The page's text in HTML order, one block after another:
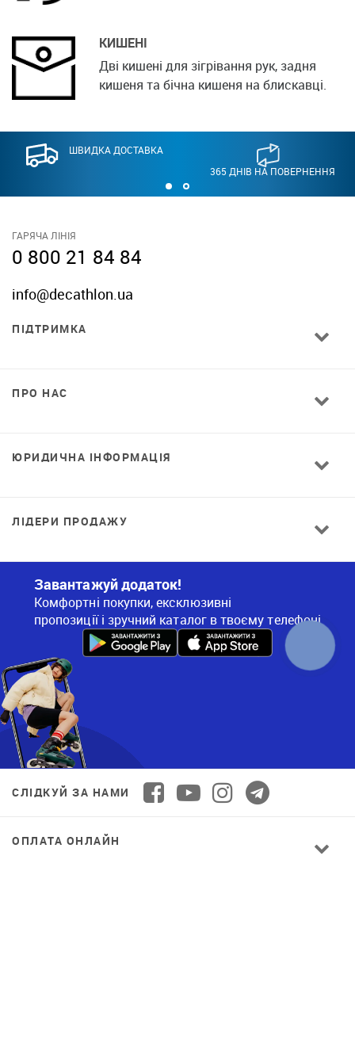
КИШЕНІ
Дві кишені для зігрівання рук, задня
кишеня та бічна кишеня на блискавці.
ШВИДКА ДОСТАВКА
365 ДНІВ НА ПОВЕРНЕННЯ
ГАРЯЧА ЛІНІЯ
0 800 21 84 84
info@decathlon.ua
ПІДТРИМКА
ПРО НАС
ЮРИДИЧНА ІНФОРМАЦІЯ
ЛІДЕРИ ПРОДАЖУ
Завантажуй додаток!
Комфортні покупки, ексклюзивні
пропозиції і зручний каталог в твоєму телефоні
СЛІДКУЙ ЗА НАМИ
ОПЛАТА ОНЛАЙН